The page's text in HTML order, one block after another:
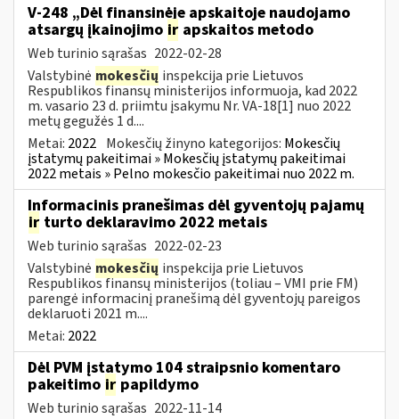
V-248 „Dėl finansinėje apskaitoje naudojamo
atsargų įkainojimo ir apskaitos metodo
Web turinio sąrašas 2022-02-28
Valstybinė mokesčių inspekcija prie Lietuvos
Respublikos finansų ministerijos informuoja, kad 2022
m. vasario 23 d. priimtu įsakymu Nr. VA-18[1] nuo 2022
metų gegužės 1 d....
Metai: 2022 Mokesčių žinyno kategorijos: Mokesčių
įstatymų pakeitimai » Mokesčių įstatymų pakeitimai
2022 metais » Pelno mokesčio pakeitimai nuo 2022 m.
Informacinis pranešimas dėl gyventojų pajamų
ir turto deklaravimo 2022 metais
Web turinio sąrašas 2022-02-23
Valstybinė mokesčių inspekcija prie Lietuvos
Respublikos finansų ministerijos (toliau – VMI prie FM)
parengė informacinį pranešimą dėl gyventojų pareigos
deklaruoti 2021 m....
Metai: 2022
Dėl PVM įstatymo 104 straipsnio komentaro
pakeitimo ir papildymo
Web turinio sąrašas 2022-11-14